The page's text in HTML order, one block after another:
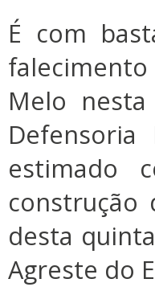
É com
Melo
estimado
construção
desta
Agreste do